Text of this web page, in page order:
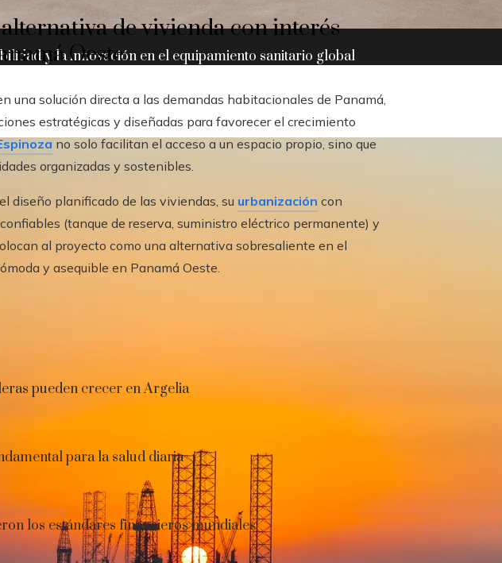
y la innovación en el equipamiento sanitario global
de vivienda con interés
Oeste
una solución directa a las demandas habitacionales de Panamá,
estratégicas y diseñadas para favorecer el crecimiento
no solo facilitan el acceso a un espacio propio, sino que
organizadas y sostenibles.
diseño planificado de las viviendas, su urbanización con
(tanque de reserva, suministro eléctrico permanente) y
al proyecto como una alternativa sobresaliente en el
y asequible en Panamá Oeste.
pueden crecer en Argelia
para la salud diaria
los estándares financieros mundiales